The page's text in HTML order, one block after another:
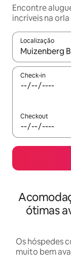
Encontre
incríveis na
Localização
Quando os
Check-in
Checkout
ótimas
Os hóspedes
muito bem